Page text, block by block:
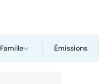
Famille Émissions